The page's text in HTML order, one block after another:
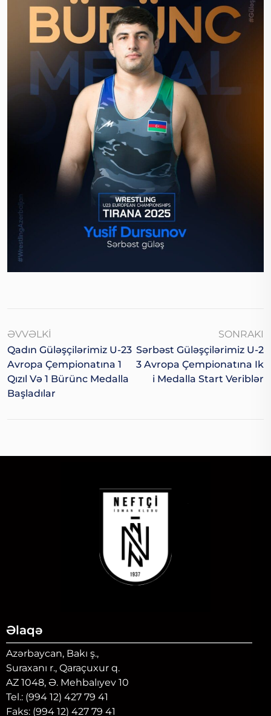
ƏVVƏLKI
Qadın Güləşçilərimiz U-23
Avropa Çempionatına 1
Qızıl Və 1 Bürünc Medalla
Başladılar
SONRAKI
Sərbəst Güləşçilərimiz U-2
3 Avropa Çempionatına Ik
I Medalla Start Veriblər
Əlaqə
Azərbaycan, Bakı ş.,
Suraxanı r., Qaraçuxur q.
AZ 1048, Ə. Mehbalıyev 10
Tel.: (994 12) 427 79 41
Faks: (994 12) 427 79 41